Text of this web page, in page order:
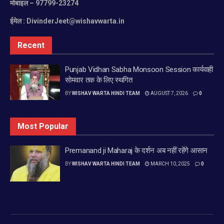
मोबाइल– 97799-23274
ईमेल : DivinderJeet@wishavwarta.in
Recent
Punjab Vidhan Sabha Monsoon Session कार्यवाही
सोमवार तक के लिए स्थगित
BYWISHAV WARTA HINDI TEAM AUGUST 7, 2026 0
Most Popular
Premanand ji Maharaj के दर्शन अब नहीं रहेंगे आसान
BYWISHAV WARTA HINDI TEAM MARCH 10, 2025 0